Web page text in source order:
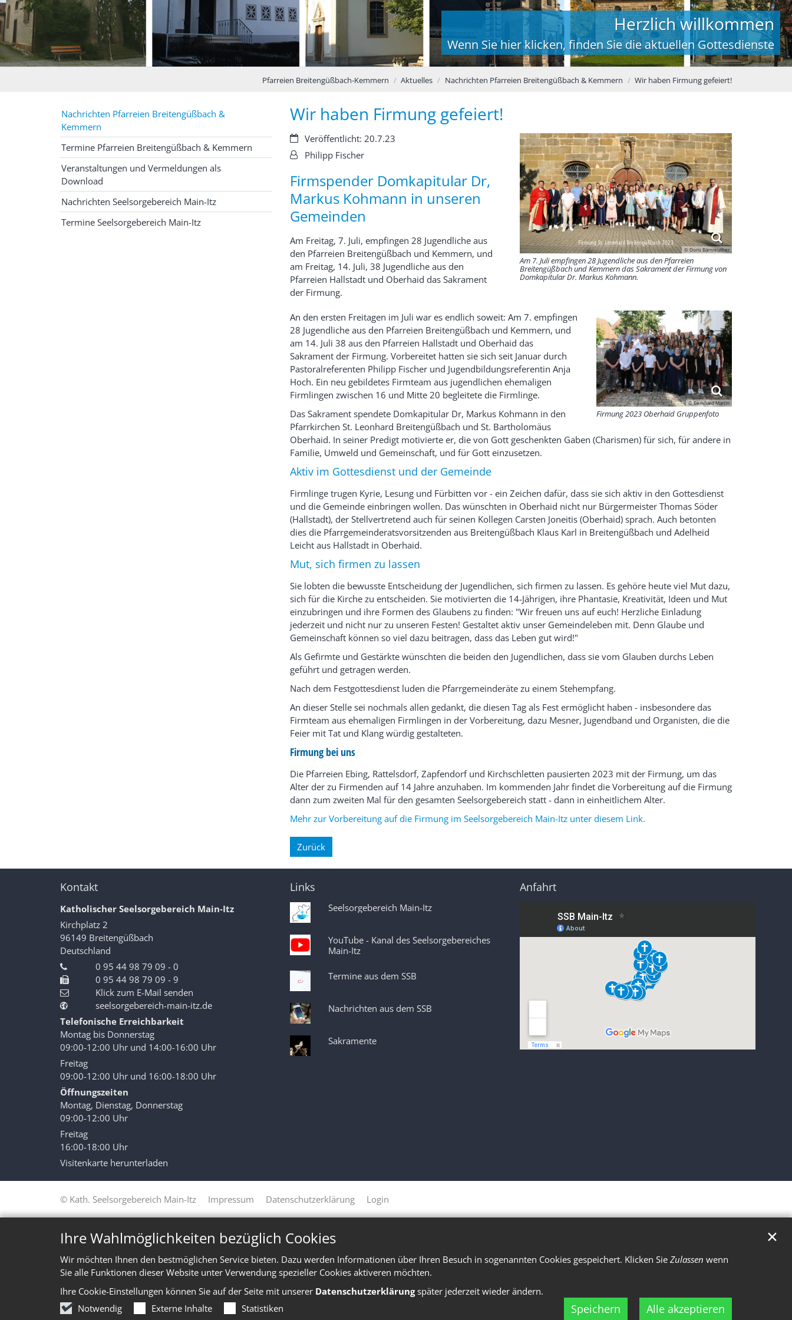
Ihre Wahlmöglichkeiten bezüglich Cookies
Wir möchten Ihnen den bestmöglichen Service bieten. Dazu werden Informationen über Ihren Besuch in sogenannten Cookies gespeichert. Klicken Sie Zulassen wenn
Sie alle Funktionen dieser Website unter Verwendung spezieller Cookies aktiveren möchten.
Ihre Cookie-Einstellungen können Sie auf der Seite mit unserer Datenschutzerklärungspäter jederzeit wieder ändern.
Notwendig
Externe Inhalte Statistiken Speichern Alle akzeptieren
✕
Herzlich willkommen
Wenn Sie hier klicken, finden Sie die aktuellen Gottesdienste
Pfarreien Breitengüßbach-Kemmern Aktuelles Nachrichten Pfarreien Breitengüßbach & Kemmern Wir haben Firmung gefeiert!
Wir haben Firmung gefeiert!
© Doris Bärnreuther
Am 7. Juli empfingen 28 Jugendliche aus den Pfarreien
Breitengüßbach und Kemmern das Sakrament der Firmung von
Domkapitular Dr. Markus Kohmann.
Datum:Veröffentlicht: 20.7.23
Von:Philipp Fischer
Firmspender Domkapitular Dr,
Markus Kohmann in unseren
Gemeinden
Am Freitag, 7. Juli, empfingen 28 Jugendliche aus
den Pfarreien Breitengüßbach und Kemmern, und
am Freitag, 14. Juli, 38 Jugendliche aus den
Pfarreien Hallstadt und Oberhaid das Sakrament
der Firmung.
© Bernhard Martin
Firmung 2023 Oberhaid Gruppenfoto
An den ersten Freitagen im Juli war es endlich soweit: Am 7. empfingen
28 Jugendliche aus den Pfarreien Breitengüßbach und Kemmern, und
am 14. Juli 38 aus den Pfarreien Hallstadt und Oberhaid das
Sakrament der Firmung. Vorbereitet hatten sie sich seit Januar durch
Pastoralreferenten Philipp Fischer und Jugendbildungsreferentin Anja
Hoch. Ein neu gebildetes Firmteam aus jugendlichen ehemaligen
Firmlingen zwischen 16 und Mitte 20 begleitete die Firmlinge.
Das Sakrament spendete Domkapitular Dr, Markus Kohmann in den
Pfarrkirchen St. Leonhard Breitengüßbach und St. Bartholomäus
Oberhaid. In seiner Predigt motivierte er, die von Gott geschenkten Gaben (Charismen) für sich, für andere in
Familie, Umweld und Gemeinschaft, und für Gott einzusetzen.
Aktiv im Gottesdienst und der Gemeinde
Firmlinge trugen Kyrie, Lesung und Fürbitten vor - ein Zeichen dafür, dass sie sich aktiv in den Gottesdienst
und die Gemeinde einbringen wollen. Das wünschten in Oberhaid nicht nur Bürgermeister Thomas Söder
(Hallstadt), der Stellvertretend auch für seinen Kollegen Carsten Joneitis (Oberhaid) sprach. Auch betonten
dies die Pfarrgemeinderatsvorsitzenden aus Breitengüßbach Klaus Karl in Breitengüßbach und Adelheid
Leicht aus Hallstadt in Oberhaid.
Mut, sich firmen zu lassen
Sie lobten die bewusste Entscheidung der Jugendlichen, sich firmen zu lassen. Es gehöre heute viel Mut dazu,
sich für die Kirche zu entscheiden. Sie motivierten die 14-Jährigen, ihre Phantasie, Kreativität, Ideen und Mut
einzubringen und ihre Formen des Glaubens zu finden: "Wir freuen uns auf euch! Herzliche Einladung
jederzeit und nicht nur zu unseren Festen! Gestaltet aktiv unser Gemeindeleben mit. Denn Glaube und
Gemeinschaft können so viel dazu beitragen, dass das Leben gut wird!"
Als Gefirmte und Gestärkte wünschten die beiden den Jugendlichen, dass sie vom Glauben durchs Leben
geführt und getragen werden.
Nach dem Festgottesdienst luden die Pfarrgemeinderäte zu einem Stehempfang.
An dieser Stelle sei nochmals allen gedankt, die diesen Tag als Fest ermöglicht haben - insbesondere das
Firmteam aus ehemaligen Firmlingen in der Vorbereitung, dazu Mesner, Jugendband und Organisten, die die
Feier mit Tat und Klang würdig gestalteten.
Firmung bei uns
Die Pfarreien Ebing, Rattelsdorf, Zapfendorf und Kirchschletten pausierten 2023 mit der Firmung, um das
Alter der zu Firmenden auf 14 Jahre anzuhaben. Im kommenden Jahr findet die Vorbereitung auf die Firmung
dann zum zweiten Mal für den gesamten Seelsorgebereich statt - dann in einheitlichem Alter.
Mehr zur Vorbereitung auf die Firmung im Seelsorgebereich Main-Itz unter diesem Link.
Zurück
Nachrichten Pfarreien Breitengüßbach &
Kemmern
Termine Pfarreien Breitengüßbach & Kemmern
Veranstaltungen und Vermeldungen als
Download
Nachrichten Seelsorgebereich Main-Itz
Termine Seelsorgebereich Main-Itz
Kontakt
Katholischer Seelsorgebereich Main-Itz
Kirchplatz 2
96149 Breitengüßbach
Deutschland
0 95 44 98 79 09 - 0
0 95 44 98 79 09 - 9
Klick zum E-Mail senden
seelsorgebereich-main-itz.de
Telefonische Erreichbarkeit
Montag bis Donnerstag
09:00-12:00 Uhr und 14:00-16:00 Uhr
Freitag
09:00-12:00 Uhr und 16:00-18:00 Uhr
Öffnungszeiten
Montag, Dienstag, Donnerstag
09:00-12:00 Uhr
Freitag
16:00-18:00 Uhr
Visitenkarte herunterladen
Links
Seelsorgebereich Main-Itz
YouTube - Kanal des Seelsorgebereiches
Main-Itz
Termine aus dem SSB
Nachrichten aus dem SSB
Sakramente
Anfahrt
© Kath. Seelsorgebereich Main-Itz Impressum Datenschutzerklärung Login